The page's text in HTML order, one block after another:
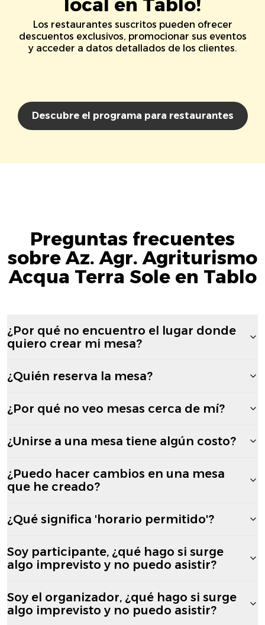
Los restaurantes suscritos pueden ofrecer
descuentos exclusivos, promocionar sus eventos
y acceder a datos detallados de los clientes.
Descubre el programa para restaurantes
Preguntas frecuentes
sobre Az. Agr. Agriturismo
Acqua Terra Sole en Tablo
¿Por qué no encuentro el lugar donde
quiero crear mi mesa?
¿Quién reserva la mesa?
¿Por qué no veo mesas cerca de mí?
¿Unirse a una mesa tiene algún costo?
¿Puedo hacer cambios en una mesa
que he creado?
¿Qué significa 'horario permitido'?
Soy participante, ¿qué hago si surge
algo imprevisto y no puedo asistir?
Soy el organizador, ¿qué hago si surge
algo imprevisto y no puedo asistir?